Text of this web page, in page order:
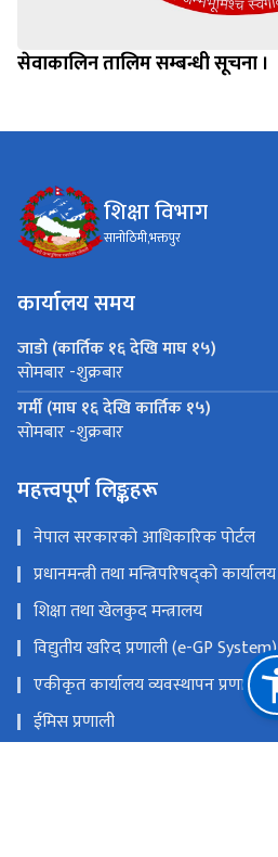
सेवाकालिन तालिम सम्बन्धी सूचना ।
शिक्षा विभाग
सानोठिमी,भक्तपुर
कार्यालय समय
जाडो (कार्तिक १६ देखि माघ १५)
सोमबार -शुक्रबार
गर्मी (माघ १६ देखि कार्तिक १५)
सोमबार -शुक्रबार
महत्त्वपूर्ण लिङ्कहरू
नेपाल सरकारको आधिकारिक पोर्टल
प्रधानमन्त्री तथा मन्त्रिपरिषद्को कार्यालय
शिक्षा तथा खेलकुद मन्त्रालय
विद्युतीय खरिद प्रणाली (e-GP System)
एकीकृत कार्यालय व्यवस्थापन प्रणाली
ईमिस प्रणाली